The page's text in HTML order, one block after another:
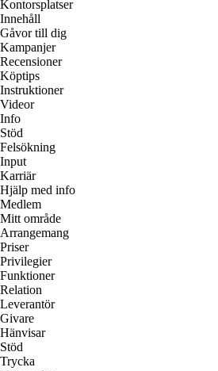
Kontorsplatser
Innehåll
Gåvor till dig
Kampanjer
Recensioner
Köptips
Instruktioner
Videor
Info
Stöd
Felsökning
Input
Karriär
Hjälp med info
Medlem
Mitt område
Arrangemang
Priser
Privilegier
Funktioner
Relation
Leverantör
Givare
Hänvisar
Stöd
Trycka